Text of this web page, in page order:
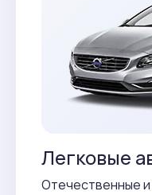
Легковые
Отечественные